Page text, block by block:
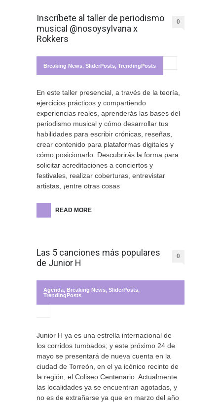
Inscríbete al taller de periodismo
musical @nosoysylvana x
Rokkers
0
Breaking News, SliderPosts, TrendingPosts
En este taller presencial, a través de la teoría,
ejercicios prácticos y compartiendo
experiencias reales, aprenderás las bases del
periodismo musical y cómo desarrollar tus
habilidades para escribir crónicas, reseñas,
crear contenido para plataformas digitales y
cómo posicionarlo. Descubrirás la forma para
solicitar acreditaciones a conciertos y
festivales, realizar coberturas, entrevistar
artistas, ¡entre otras cosas
READ MORE
Las 5 canciones más populares
de Junior H
0
Agenda, Breaking News, SliderPosts,
TrendingPosts
Junior H ya es una estrella internacional de
los corridos tumbados; y este próximo 24 de
mayo se presentará de nueva cuenta en la
ciudad de Torreón, en el ya icónico recinto de
la región, el Coliseo Centenario. Actualmente
las localidades ya se encuentran agotadas, y
no es de extrañarse ya que en marzo del año